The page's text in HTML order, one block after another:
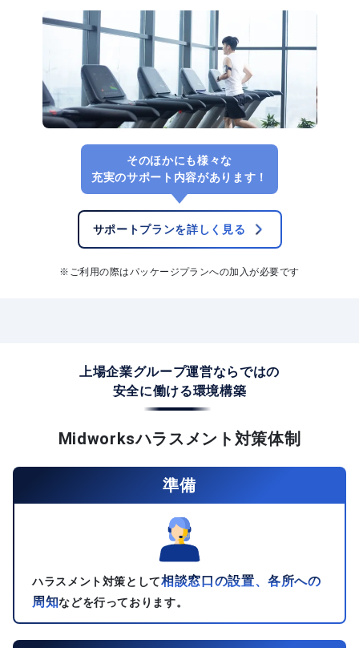
そのほかにも様々な
充実のサポート内容があります！
サポートプランを詳しく見る
※ご利用の際はパッケージプランへの加入が必要です
上場企業グループ運営ならではの
安全に働ける環境構築
Midworksハラスメント対策体制
準備
ハラスメント対策として相談窓口の設置、各所への
周知などを行っております。